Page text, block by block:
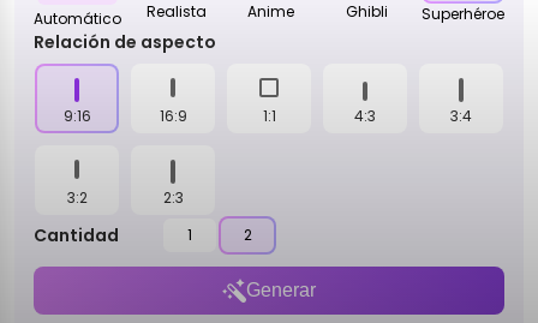
Automático Realista Anime Ghibli Superhéroe
Relación de aspecto
9:16 16:9 1:1 4:3 3:4
3:2 2:3
Cantidad 1 2
Generar